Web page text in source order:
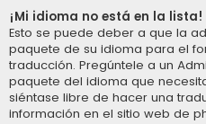
¡Mi idioma no está en la lista!
Esto se puede deber a que la
paquete de su idioma para el
traducción. Pregúntele a un
paquete del idioma que
siéntase libre de hacer una
información en el sitio web de